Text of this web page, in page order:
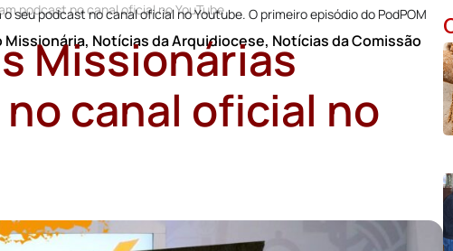
podcast no canal oficial no YouTube
seu podcast no canal oficial no Youtube. O primeiro episódio do PodPOM
Missionária, Notícias da Arquidiocese, Notícias da Comissão
Missionárias
canal oficial no